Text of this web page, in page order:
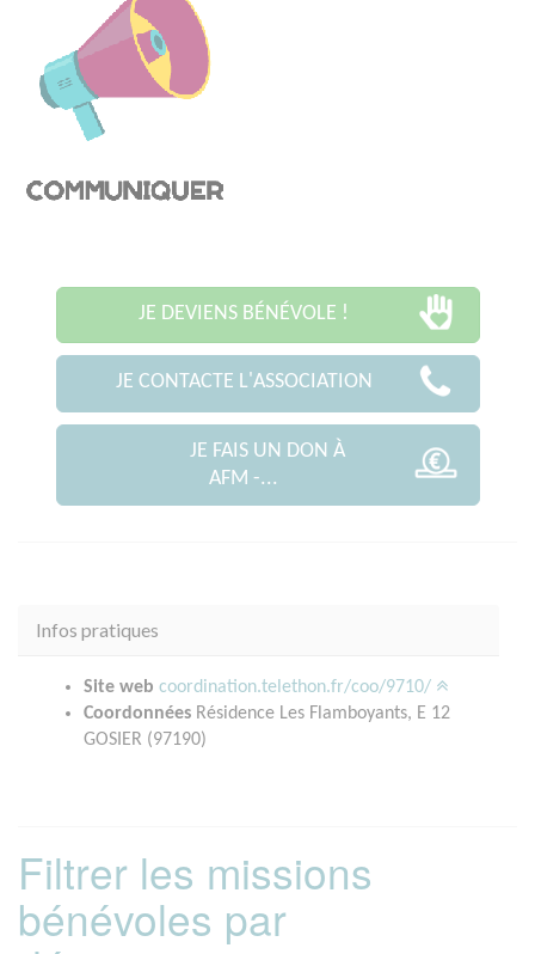
JE DEVIENS BÉNÉVOLE !
JE CONTACTE L'ASSOCIATION
JE FAIS UN DON À
AFM -...
Infos pratiques
Site web coordination.telethon.fr/coo/9710/
Coordonnées Résidence Les Flamboyants, E 12
GOSIER (97190)
Filtrer les missions
bénévoles par